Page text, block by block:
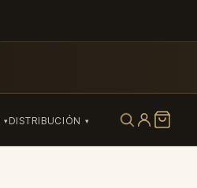
DISTRIBUCIÓN